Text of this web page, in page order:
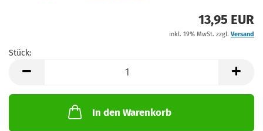
13,95 EUR
inkl. 19% MwSt. zzgl. Versand
Stück:
In den Warenkorb